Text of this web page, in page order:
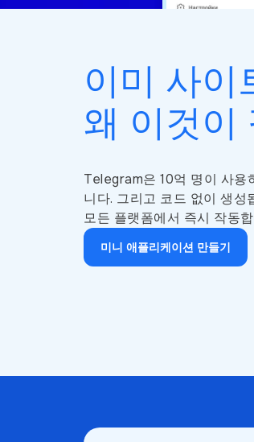
이미 사이
왜 이것이
Telegram은 10억 명이 사용
니다. 그리고 코드 없이 생성
모든 플랫폼에서 즉시 작동
미니 애플리케이션 만들기